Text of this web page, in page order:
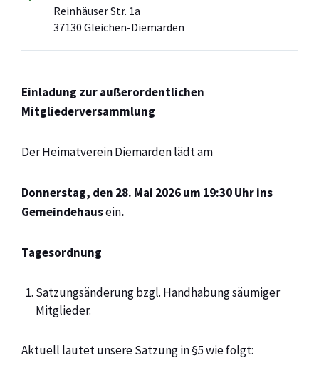
Reinhäuser Str. 1a
37130 Gleichen-Diemarden
Einladung zur außerordentlichen
Mitgliederversammlung
Der Heimatverein Diemarden lädt am
Donnerstag, den 28. Mai 2026 um 19:30 Uhr ins
Gemeindehausein.
Tagesordnung
Satzungsänderung bzgl. Handhabung säumiger
Mitglieder.
Aktuell lautet unsere Satzung in §5 wie folgt: